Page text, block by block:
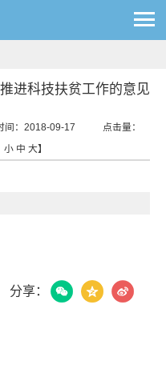
进科技扶贫工作的意见
间：2018-09-17
点击量：
小 中 大】
分享：